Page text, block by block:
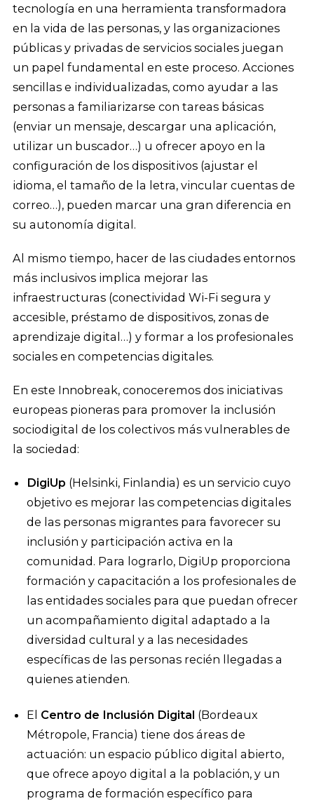
tecnología en una herramienta transformadora
en la vida de las personas, y las organizaciones
públicas y privadas de servicios sociales juegan
un papel fundamental en este proceso. Acciones
sencillas e individualizadas, como ayudar a las
personas a familiarizarse con tareas básicas
(enviar un mensaje, descargar una aplicación,
utilizar un buscador…) u ofrecer apoyo en la
configuración de los dispositivos (ajustar el
idioma, el tamaño de la letra, vincular cuentas de
correo…), pueden marcar una gran diferencia en
su autonomía digital.
Al mismo tiempo, hacer de las ciudades entornos
más inclusivos implica mejorar las
infraestructuras (conectividad Wi-Fi segura y
accesible, préstamo de dispositivos, zonas de
aprendizaje digital…) y formar a los profesionales
sociales en competencias digitales.
En este Innobreak, conoceremos dos iniciativas
europeas pioneras para promover la inclusión
sociodigital de los colectivos más vulnerables de
la sociedad:
DigiUp (Helsinki, Finlandia) es un servicio cuyo
objetivo es mejorar las competencias digitales
de las personas migrantes para favorecer su
inclusión y participación activa en la
comunidad. Para lograrlo, DigiUp proporciona
formación y capacitación a los profesionales de
las entidades sociales para que puedan ofrecer
un acompañamiento digital adaptado a la
diversidad cultural y a las necesidades
específicas de las personas recién llegadas a
quienes atienden.
El Centro de Inclusión Digital (Bordeaux
Métropole, Francia) tiene dos áreas de
actuación: un espacio público digital abierto,
que ofrece apoyo digital a la población, y un
programa de formación específico para